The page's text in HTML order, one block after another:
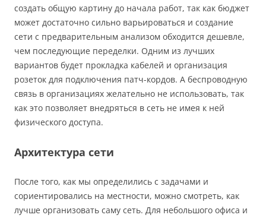
создать общую картину до начала работ, так как бюджет
может достаточно сильно варьироваться и создание
сети с предварительным анализом обходится дешевле,
чем последующие переделки. Одним из лучших
вариантов будет прокладка кабелей и организация
розеток для подключения патч-кордов. А беспроводную
связь в организациях желательно не использовать, так
как это позволяет внедряться в сеть не имея к ней
физического доступа.
Архитектура сети
После того, как мы определились с задачами и
сориентировались на местности, можно смотреть, как
лучше организовать саму сеть. Для небольшого офиса и